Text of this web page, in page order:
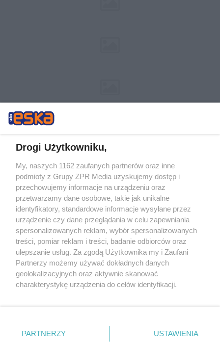
Żaden utwór zamieszczony w serwisie nie może być powielany i
rozpowszechniany lub dalej rozpowszechniany w jakikolwiek sposób (w
tym także elektroniczny lub mechaniczny) na jakimkolwiek polu
eksploatacji w jakiejkolwiek formie, włącznie z umieszczaniem w
Internecie bez pisemnej zgody właściciela praw. Jakiekolwiek użycie lub
wykorzystanie utworów w całości lub w części z naruszeniem prawa,
tzn. bez właściwej zgody, jest zabronione pod groźbą kary i może być
ścigane prawnie.
Drogi Użytkowniku,
My, naszych 1162 zaufanych partnerów oraz inne
podmioty z Grupy ZPR Media uzyskujemy dostęp i
przechowujemy informacje na urządzeniu oraz
przetwarzamy dane osobowe, takie jak unikalne
identyfikatory, standardowe informacje wysyłane przez
urządzenie czy dane przeglądania w celu zapewniania
spersonalizowanych reklam, wybór spersonalizowanych
treści, pomiar reklam i treści, badanie odbiorców oraz
ulepszanie usług. Za zgodą Użytkownika my i Zaufani
Partnerzy możemy używać dokładnych danych
geolokalizacyjnych oraz aktywnie skanować
charakterystykę urządzenia do celów identyfikacji.
zmienić/wycofać klikając przycisk ustawień prywatności
znajdujący się w lewym dolnym rogu strony
PARTNERZY USTAWIENIA